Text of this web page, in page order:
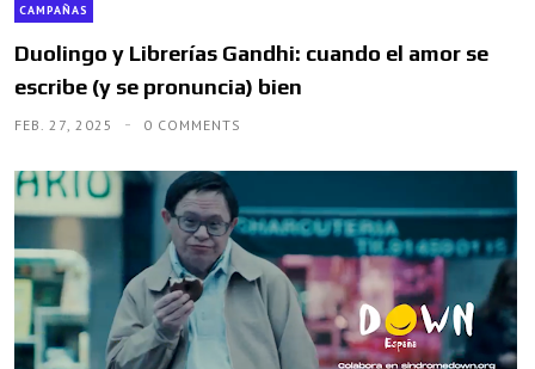
CAMPAÑAS
Duolingo y Librerías Gandhi: cuando el amor se
escribe (y se pronuncia) bien
FEB. 27, 2025 0 COMMENTS